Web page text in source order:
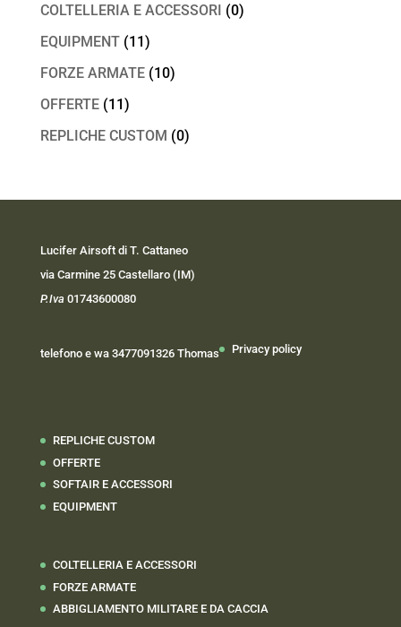
COLTELLERIA E ACCESSORI (0)
EQUIPMENT (11)
FORZE ARMATE (10)
OFFERTE (11)
REPLICHE CUSTOM (0)
Lucifer Airsoft di T. Cattaneo
via Carmine 25 Castellaro (IM)
P.Iva 01743600080
telefono e wa 3477091326 Thomas Privacy policy
REPLICHE CUSTOM
OFFERTE
SOFTAIR E ACCESSORI
EQUIPMENT
COLTELLERIA E ACCESSORI
FORZE ARMATE
ABBIGLIAMENTO MILITARE E DA CACCIA